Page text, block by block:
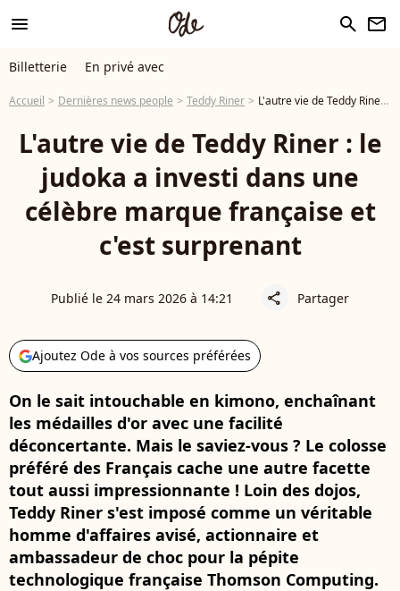
menu search newsletter
Billetterie En privé avec
Accueil Dernières news people Teddy Riner L'autre vie de Teddy Riner : le judoka a investi dans une célèbre marque française et c'est surprenant
L'autre vie de Teddy Riner : le
judoka a investi dans une
célèbre marque française et
c'est surprenant
Publié le 24 mars 2026 à 14:21 share Partager
Ajoutez Ode à vos sources préférées
On le sait intouchable en kimono, enchaînant
les médailles d'or avec une facilité
déconcertante. Mais le saviez-vous ? Le colosse
préféré des Français cache une autre facette
tout aussi impressionnante ! Loin des dojos,
Teddy Riner s'est imposé comme un véritable
homme d'affaires avisé, actionnaire et
ambassadeur de choc pour la pépite
technologique française Thomson Computing.